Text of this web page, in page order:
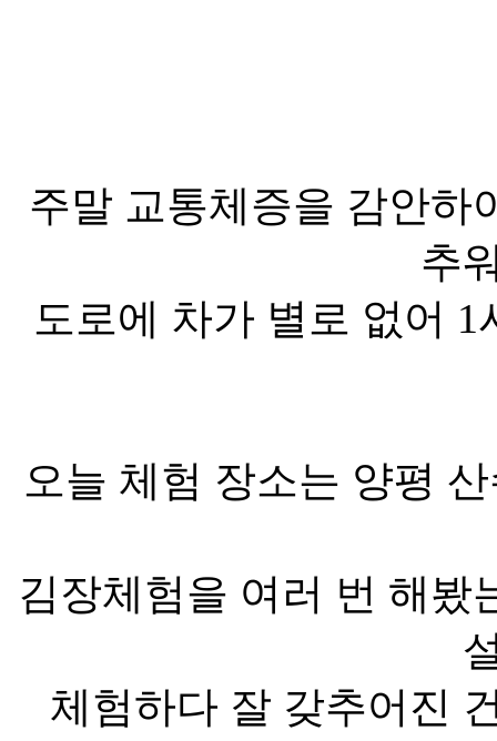
주말 교통체증을 감안하
추
도로에 차가 별로 없어
오늘 체험 장소는 양평
김장체험을 여러 번 해봤
체험하다 잘 갖추어진